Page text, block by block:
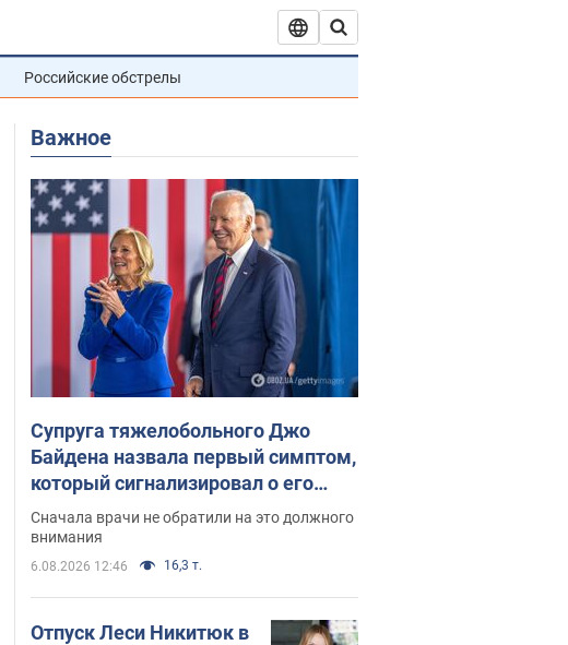
Российские обстрелы
Важное
Супруга тяжелобольного Джо
Байдена назвала первый симптом,
который сигнализировал о его
"агрессивном" раке
Сначала врачи не обратили на это должного
внимания
6.08.2026 12:46 16,3 т.
Отпуск Леси Никитюк в